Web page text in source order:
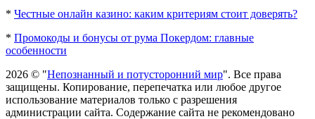
* Честные онлайн казино: каким критериям стоит доверять?
* Промокоды и бонусы от рума Покердом: главные
особенности
2026 © "Непознанный и потусторонний мир". Все права
защищены. Копирование, перепечатка или любое другое
использование материалов только с разрешения
администрации сайта. Содержание сайта не рекомендовано